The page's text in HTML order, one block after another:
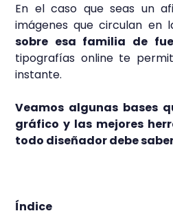
En el caso que seas un
imágenes que circulan en
sobre esa familia de
tipografías online te
instante.
Veamos algunas bases
gráfico y las mejores
todo diseñador debe
Índice